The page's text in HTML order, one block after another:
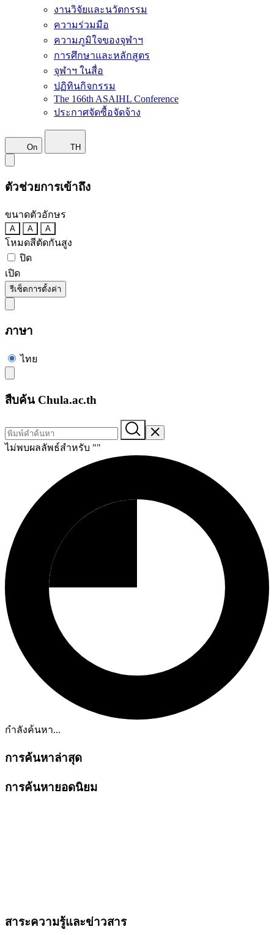
งานวิจัยและนวัตกรรม
ความร่วมมือ
ความภูมิใจของจุฬาฯ
การศึกษาและหลักสูตร
จุฬาฯ ในสื่อ
ปฏิทินกิจกรรม
The 166th ASAIHL Conference
ประกาศจัดซื้อจัดจ้าง
On TH
ตัวช่วยการเข้าถึง
ขนาดตัวอักษร
A A A
โหมดสีตัดกันสูง
ปิด
เปิด
รีเซ็ตการตั้งค่า
ภาษา
ไทย
สืบค้น Chula.ac.th
ไม่พบผลลัพธ์สำหรับ ""
กำลังค้นหา...
การค้นหาล่าสุด
การค้นหายอดนิยม
สาระความรู้และข่าวสาร